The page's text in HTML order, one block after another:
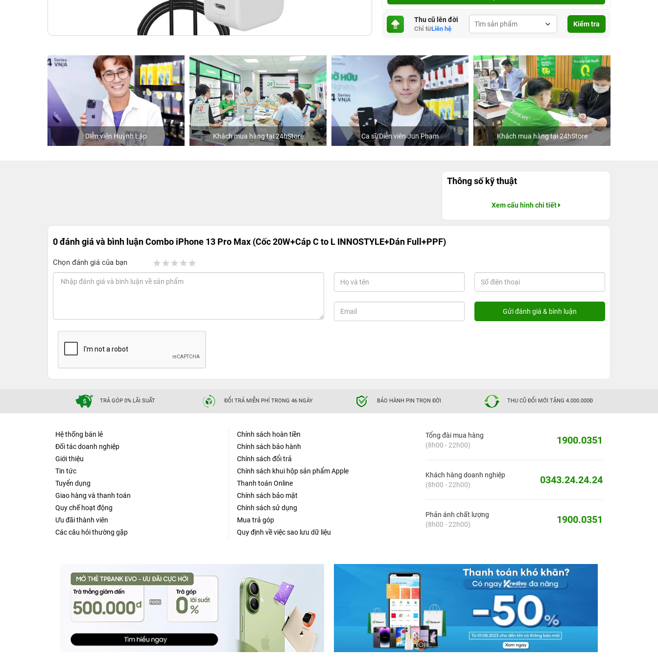
Thu cũ lên đời
Chỉ từLiên hệ
Kiểm tra
Diễn viên Huỳnh Lập Khách mua hàng tại 24hStore Ca sĩ/Diễn viên Jun Phạm Khách mua hàng tại 24hStore
Thông số kỹ thuật
Xem cấu hình chi tiết
0 đánh giá và bình luậnCombo iPhone 13 Pro Max (Cốc 20W+Cáp C to L INNOSTYLE+Dán Full+PPF)
Chọn đánh giá của bạn
TRẢ GÓP 0% LÃI SUẤT ĐỔI TRẢ MIỄN PHÍ TRONG 46 NGÀY BẢO HÀNH PIN TRỌN ĐỜI THU CŨ ĐỔI MỚI TẶNG 4.000.000Đ
Hệ thống bán lẻ
Đối tác doanh nghiệp
Giới thiệu
Tin tức
Tuyển dụng
Giao hàng và thanh toán
Quy chế hoạt động
Ưu đãi thành viên
Các câu hỏi thường gặp
Chính sách hoàn tiền
Chính sách bảo hành
Chính sách đổi trả
Chính sách khui hộp sản phẩm Apple
Thanh toán Online
Chính sách bảo mật
Chính sách sử dụng
Mua trả góp
Quy định về việc sao lưu dữ liệu
Tổng đài mua hàng
(8h00 - 22h00)
1900.0351
Khách hàng doanh nghiệp
(8h00 - 22h00)
0343.24.24.24
Phản ánh chất lượng
(8h00 - 22h00)
1900.0351